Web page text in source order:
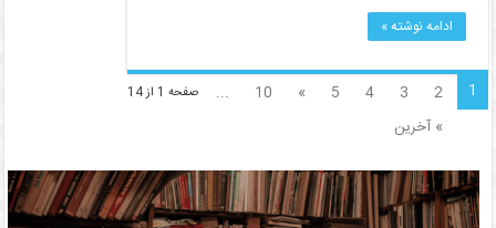
ادامه نوشته »
صفحه 1 از 14 1
2
3
4
5
»
10
...
» آخرین